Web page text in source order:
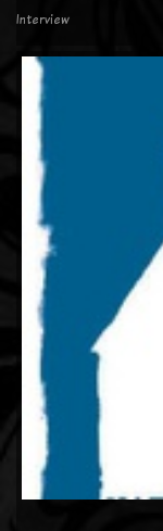
Interview